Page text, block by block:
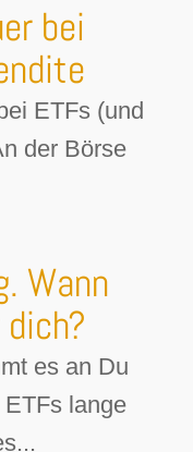
bei
ETFs (und
der Börse
Wann
es an Du
lange